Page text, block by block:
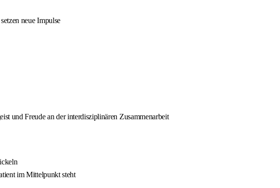
neue Impulse
und Freude an der interdisziplinären Zusammenarbeit
im Mittelpunkt steht